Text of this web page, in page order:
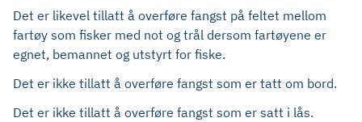
Det er likevel tillatt å overføre fangst på feltet mellom
fartøy som fisker med not og trål dersom fartøyene er
egnet, bemannet og utstyrt for fiske.
Det er ikke tillatt å overføre fangst som er tatt om bord.
Det er ikke tillatt å overføre fangst som er satt i lås.